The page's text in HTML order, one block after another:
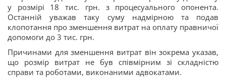
у розмірі 18 тис. грн. з процесуального опонента.
Останній уважав таку суму надмірною та подав
клопотання про зменшення витрат на оплату правничої
допомоги до 3 тис. грн.
Причинами для зменшення витрат він зокрема указав,
що розмір витрат не був співмірним зі складністю
справи та роботами, виконаними адвокатами.